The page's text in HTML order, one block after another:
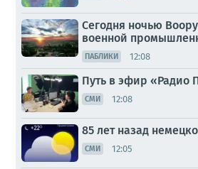
Сегодня ночью
военной
ПАБЛИКИ 12:08
Путь в эфир «Радио
СМИ 12:08
85 лет назад
СМИ 12:05